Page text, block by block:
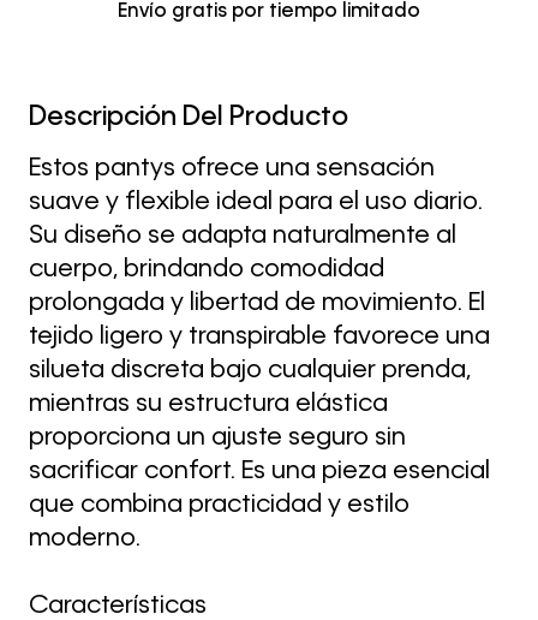
Envío gratis por tiempo limitado
Descripción Del Producto
Estos pantys ofrece una sensación
suave y flexible ideal para el uso diario.
Su diseño se adapta naturalmente al
cuerpo, brindando comodidad
prolongada y libertad de movimiento. El
tejido ligero y transpirable favorece una
silueta discreta bajo cualquier prenda,
mientras su estructura elástica
proporciona un ajuste seguro sin
sacrificar confort. Es una pieza esencial
que combina practicidad y estilo
moderno.
Características